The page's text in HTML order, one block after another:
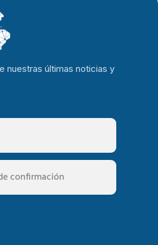
nuestras últimas noticias y